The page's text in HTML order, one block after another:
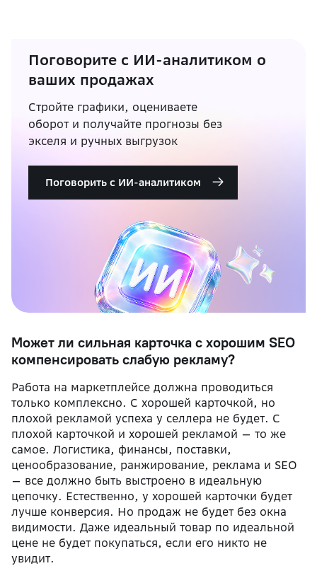
Поговорите с ИИ-аналитиком о
ваших продажах
Стройте графики, оцениваете
оборот и получайте прогнозы без
экселя и ручных выгрузок
Поговорить с ИИ-аналитиком
Может ли сильная карточка с хорошим SEO
компенсировать слабую рекламу?
Работа на маркетплейсе должна проводиться
только комплексно. С хорошей карточкой, но
плохой рекламой успеха у селлера не будет. С
плохой карточкой и хорошей рекламой — то же
самое. Логистика, финансы, поставки,
ценообразование, ранжирование, реклама и SEO
— все должно быть выстроено в идеальную
цепочку. Естественно, у хорошей карточки будет
лучше конверсия. Но продаж не будет без окна
видимости. Даже идеальный товар по идеальной
цене не будет покупаться, если его никто не
увидит.